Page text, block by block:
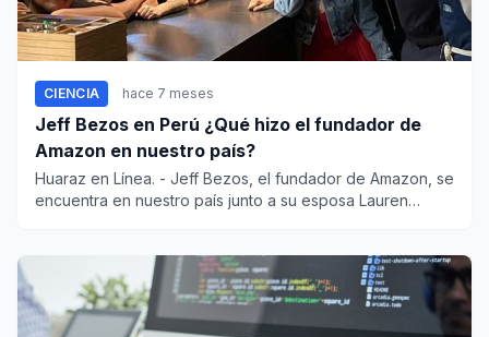
CIENCIA hace 7 meses
Jeff Bezos en Perú ¿Qué hizo el fundador de
Amazon en nuestro país?
Huaraz en Línea. - Jeff Bezos, el fundador de Amazon, se
encuentra en nuestro país junto a su esposa Lauren